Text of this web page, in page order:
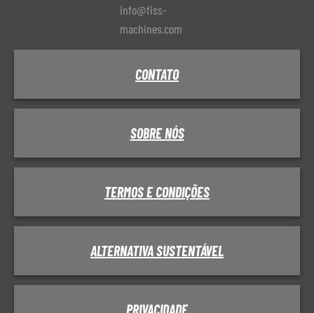
info@fiss-
machines.com
CONTATO
SOBRE NÓS
TERMOS E CONDIÇÕES
ALTERNATIVA SUSTENTÁVEL
PRIVACIDADE